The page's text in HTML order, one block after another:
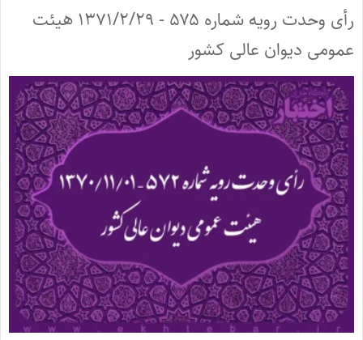
رأی وحدت رویه شماره ۵۷۵ - ۱۳۷۱/۲/۲۹ هیئت
عمومی دیوان عالی کشور